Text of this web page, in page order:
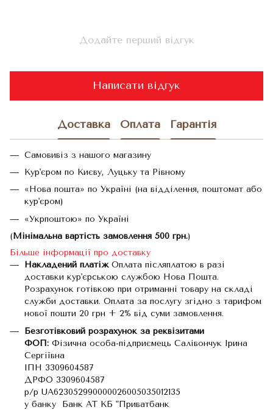
Додайте перший відгук
Написати відгук
Доставка Оплата Гарантія
Самовивіз з нашого магазину
Кур'єром по Києву, Луцьку та Рівному
«Нова пошта» по Україні (на відділення, поштомат або
кур'єром)
«Укрпоштою» по Україні
(Мінімальна вартість замовлення 500 грн.)
Більше інформації про доставку
Накладений платіжОплата післяплатою в разі
доставки кур'єрською службою Нова Пошта.
Розрахунок готівкою при отриманні товару на складі
служби доставки. Оплата за послугу згідно з тарифом
нової пошти 20 грн + 2% від суми замовлення.
Безготівковий розрахунок за реквізитами
ФОП: Фізична особа-підприємець Салівончук Ірина
Сергіївна
ІПН 3309604587
ДРФО 3309604587
р/р UA623052990000026005035012135
у банку Банк АТ КБ "Приватбанк